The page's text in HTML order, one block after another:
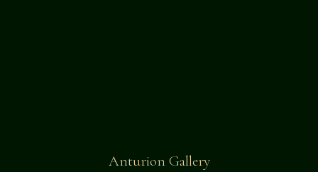
Anturion Gallery